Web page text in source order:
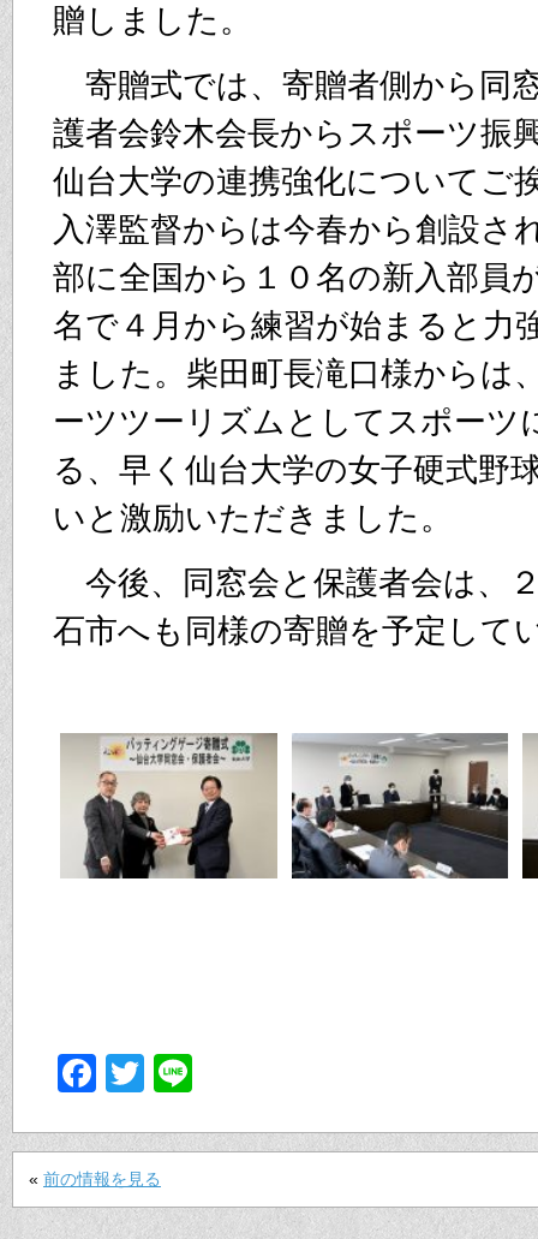
贈しました。
寄贈式では、寄贈者側から同
護者会鈴木会長からスポーツ振
仙台大学の連携強化についてご
入澤監督からは今春から創設さ
部に全国から１０名の新入部員
名で４月から練習が始まると力
ました。柴田町長滝口様からは
ーツツーリズムとしてスポーツ
る、早く仙台大学の女子硬式野
いと激励いただきました。
今後、同窓会と保護者会は、
石市へも同様の寄贈を予定して
Facebook
Twitter
« 前の情報を見る